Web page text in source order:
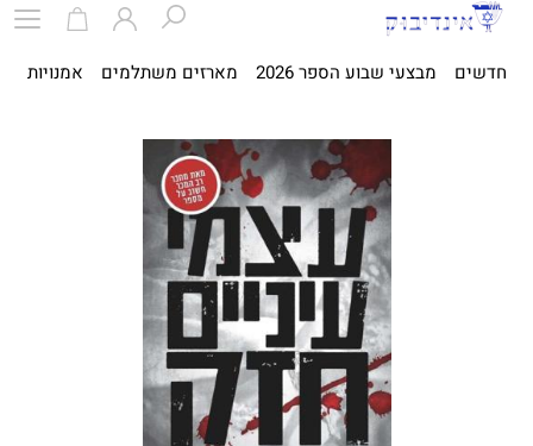
חדשים מבצעי שבוע הספר 2026 מארזים משתלמים אמנויות